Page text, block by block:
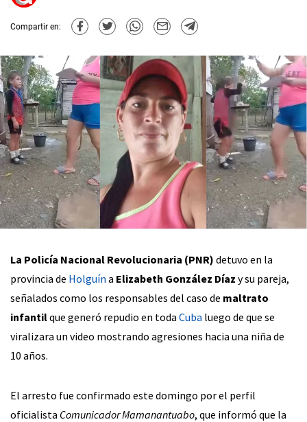
Compartir en:
La Policía Nacional Revolucionaria (PNR) detuvo en la
provincia de Holguín a Elizabeth González Díaz y su pareja,
señalados como los responsables del caso de maltrato
infantilque generó repudio en toda Cuba luego de que se
viralizara un video mostrando agresiones hacia una niña de
10 años.
El arresto fue confirmado este domingo por el perfil
oficialista Comunicador Mamanantuabo, que informó que la